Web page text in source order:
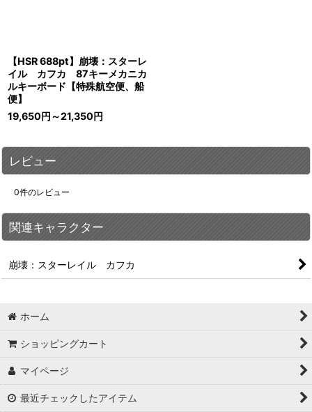
【HSR 688pt】崩壊：スターレ
イル カフカ 87キーメカニカ
ルキーボード【特殊航空便、船
便】
19,650円 ～21,350円
レビュー
0件のレビュー
関連キャラクター
崩壊：スターレイル カフカ
ホーム
ショッピングカート
マイページ
最近チェックしたアイテム